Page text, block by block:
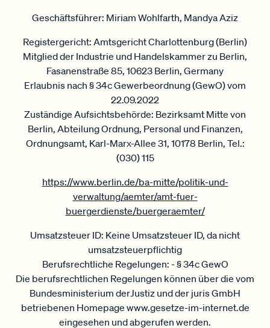
Geschäftsführer: Miriam Wohlfarth, Mandya Aziz
Registergericht: Amtsgericht Charlottenburg (Berlin)
Mitglied der Industrie und Handelskammer zu Berlin,
Fasanenstraße 85, 10623 Berlin, Germany
Erlaubnis nach § 34c Gewerbeordnung (GewO) vom
22.09.2022
Zuständige Aufsichtsbehörde: Bezirksamt Mitte von
Berlin, Abteilung Ordnung, Personal und Finanzen,
Ordnungsamt, Karl-Marx-Allee 31, 10178 Berlin, Tel.:
(030) 115
https://www.berlin.de/ba-mitte/politik-und-
verwaltung/aemter/amt-fuer-
buergerdienste/buergeraemter/
Umsatzsteuer ID: Keine Umsatzsteuer ID, da nicht
umsatzsteuerpflichtig
Berufsrechtliche Regelungen: - § 34c GewO
Die berufsrechtlichen Regelungen können über die vom
Bundesministerium derJustiz und der juris GmbH
betriebenen Homepage www.gesetze-im-internet.de
eingesehen und abgerufen werden.